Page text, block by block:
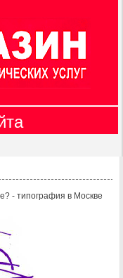
- типография в Москве